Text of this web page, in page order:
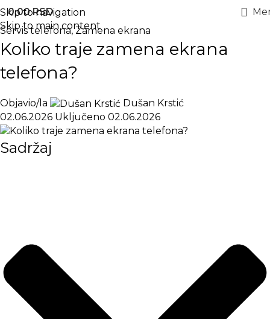
Skip to navigation
Skip to main content
0,00RSD
Servis telefona,Zamena ekrana
Koliko traje zamena ekrana
telefona?
Objavio/la
Dušan Krstić
02.06.2026 Uključeno 02.06.2026
Sadržaj